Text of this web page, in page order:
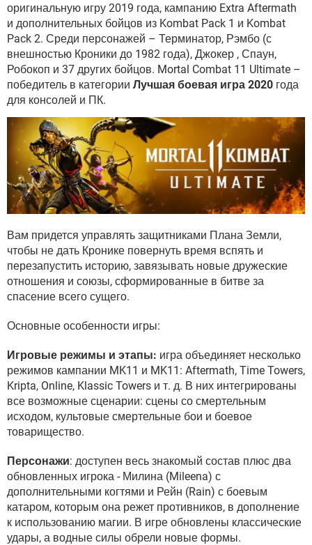
YANDEX
оригинальную игру 2019 года, кампанию Extra Aftermath
и дополнительных бойцов из Kombat Pack 1 и Kombat
Pack 2. Среди персонажей – Терминатор, Рэмбо (с
внешностью Кроники до 1982 года), Джокер , Спаун,
Робокоп и 37 других бойцов. Mortal Combat 11 Ultimate –
победитель в категории Лучшая боевая игра 2020 года
для консолей и ПК.
Вам придется управлять защитниками Плана Земли,
чтобы не дать Кронике повернуть время вспять и
перезапустить историю, завязывать новые дружеские
отношения и союзы, сформированные в битве за
спасение всего сущего.
Основные особенности игры:
Игровые режимы и этапы: игра объединяет несколько
режимов кампании MK11 и MK11: Aftermath, Time Towers,
Kripta, Online, Klassic Towers и т. д. В них интегрированы
все возможные сценарии: сцены со смертельным
исходом, культовые смертельные бои и боевое
товарищество.
Персонажи: доступен весь знакомый состав плюс два
обновленных игрока - Милина (Mileena) с
дополнительными когтями и Рейн (Rain) с боевым
катаром, которым она режет противников, в дополнение
к использованию магии. В игре обновлены классические
удары, а водные силы обрели новые формы.